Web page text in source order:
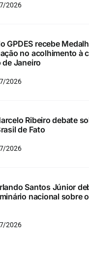
2026
GPDES recebe
no acolhimento à
de Janeiro
2026
Ribeiro debate
de Fato
2026
Santos Júnior
nacional sobre
2026